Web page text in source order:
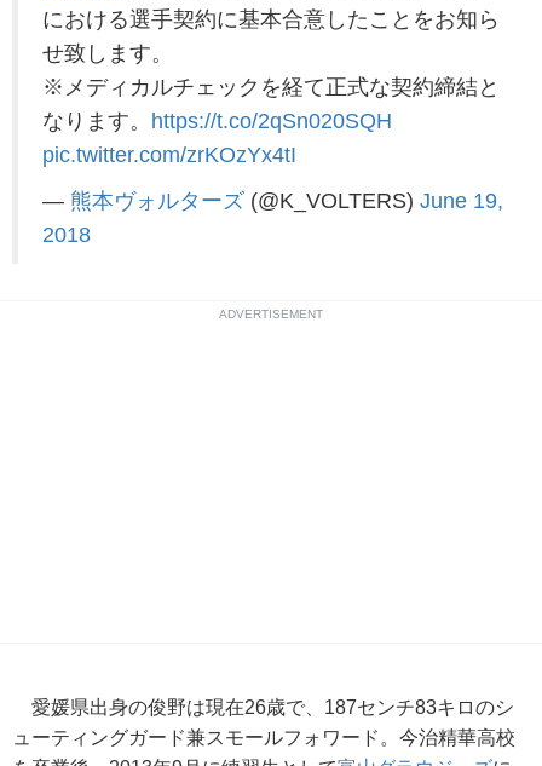
における選手契約に基本合意したことをお知ら
せ致します。
※メディカルチェックを経て正式な契約締結と
なります。 https://t.co/2qSn020SQH
pic.twitter.com/zrKOzYx4tI
— 熊本ヴォルターズ (@K_VOLTERS) June 19,
2018
ADVERTISEMENT
愛媛県出身の俊野は現在26歳で、187センチ83キロのシ
ューティングガード兼スモールフォワード。今治精華高校